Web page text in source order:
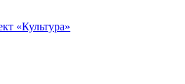
«Культура»